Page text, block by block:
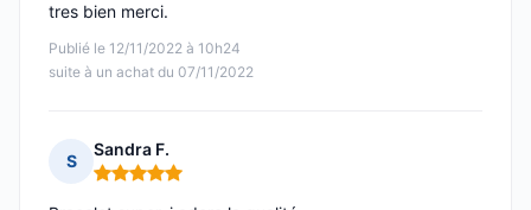
Publié le 12/11/2022 à 10h24
suite à un achat du 07/11/2022
tres bien merci.
S
Sandra F.
Note : 5 sur 5